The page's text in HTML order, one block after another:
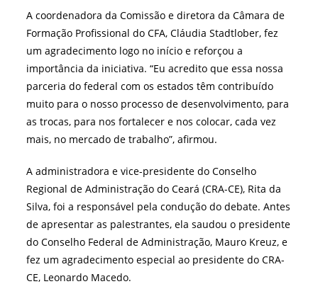
A coordenadora da Comissão e diretora da Câmara de
Formação Profissional do CFA, Cláudia Stadtlober, fez
um agradecimento logo no início e reforçou a
importância da iniciativa. “Eu acredito que essa nossa
parceria do federal com os estados têm contribuído
muito para o nosso processo de desenvolvimento, para
as trocas, para nos fortalecer e nos colocar, cada vez
mais, no mercado de trabalho”, afirmou.
A administradora e vice-presidente do Conselho
Regional de Administração do Ceará (CRA-CE), Rita da
Silva, foi a responsável pela condução do debate. Antes
de apresentar as palestrantes, ela saudou o presidente
do Conselho Federal de Administração, Mauro Kreuz, e
fez um agradecimento especial ao presidente do CRA-
CE, Leonardo Macedo.